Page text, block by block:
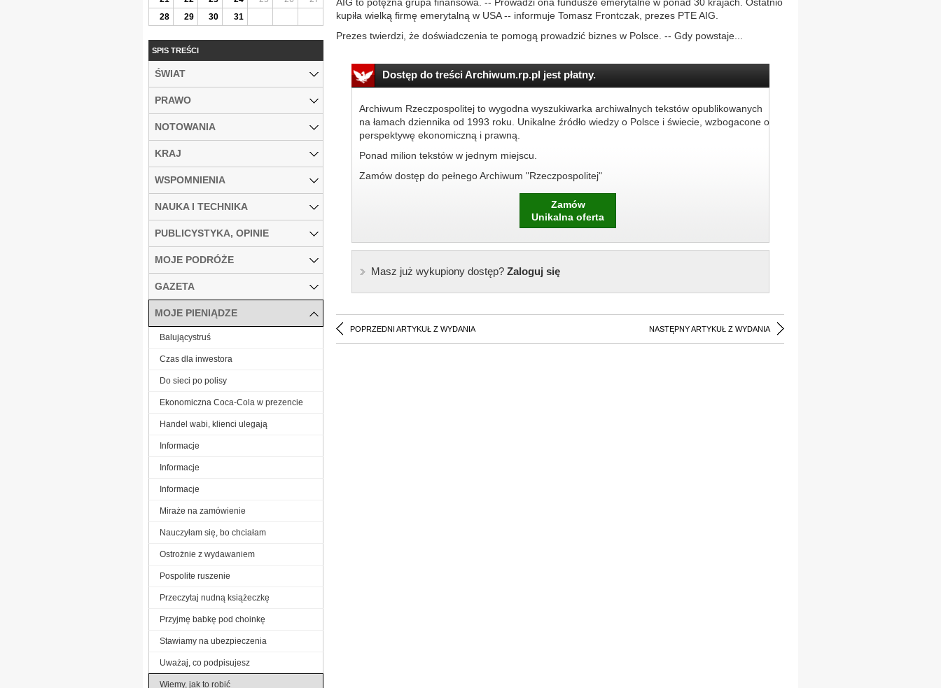
kupiła wielką firmę emerytalną w USA -- informuje Tomasz Frontczak, prezes PTE AIG.
Prezes twierdzi, że doświadczenia te pomogą prowadzić biznes w Polsce. -- Gdy powstaje...
Dostęp do treści Archiwum.rp.pl jest płatny.
Archiwum Rzeczpospolitej to wygodna wyszukiwarka archiwalnych tekstów opublikowanych
na łamach dziennika od 1993 roku. Unikalne źródło wiedzy o Polsce i świecie, wzbogacone o
perspektywę ekonomiczną i prawną.
Ponad milion tekstów w jednym miejscu.
Zamów dostęp do pełnego Archiwum "Rzeczpospolitej"
Zamów
Unikalna oferta
Masz już wykupiony dostęp?Zaloguj się
POPRZEDNI ARTYKUŁ Z WYDANIA NASTĘPNY ARTYKUŁ Z WYDANIA
28
29 30 31
SPIS TREŚCI
ŚWIAT
PRAWO
NOTOWANIA
KRAJ
WSPOMNIENIA
NAUKA I TECHNIKA
PUBLICYSTYKA, OPINIE
MOJE PODRÓŻE
GAZETA
MOJE PIENIĄDZE
Balującystruś
Czas dla inwestora
Do sieci po polisy
Ekonomiczna Coca-Cola w prezencie
Handel wabi, klienci ulegają
Informacje
Informacje
Informacje
Miraże na zamówienie
Nauczyłam się, bo chciałam
Ostrożnie z wydawaniem
Pospolite ruszenie
Przeczytaj nudną książeczkę
Przyjmę babkę pod choinkę
Stawiamy na ubezpieczenia
Uważaj, co podpisujesz
Wiemy, jak to robić